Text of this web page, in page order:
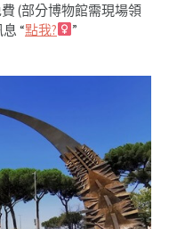
(部分博物館需現場領
“點我?‍ ”